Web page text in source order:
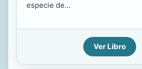
especie de...
Ver Libro